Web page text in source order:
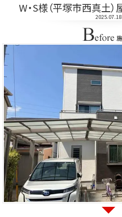
W・S様（平塚市西真土
2025.07.18